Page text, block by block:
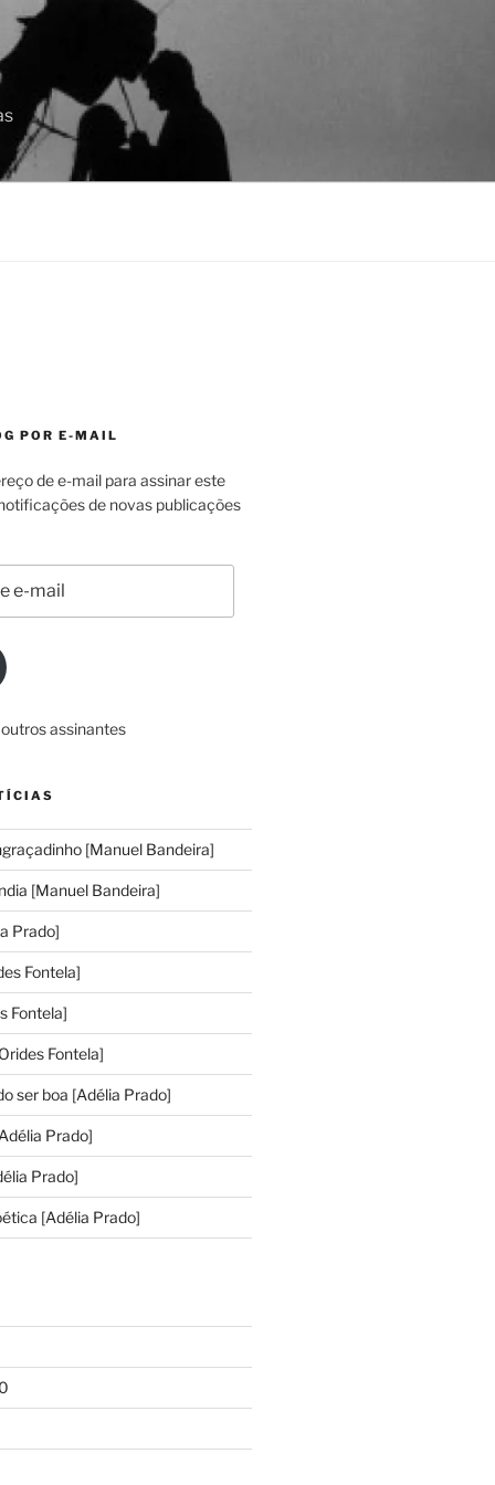
POR E-MAIL
de e-mail para assinar este
de novas publicações
assinantes
[Manuel Bandeira]
[Manuel Bandeira]
Prado]
Fontela]
Fontela]
Fontela]
ser boa [Adélia Prado]
Prado]
Prado]
[Adélia Prado]